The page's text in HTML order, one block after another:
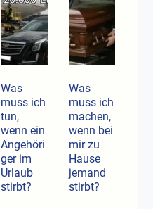
Was
muss ich
tun,
wenn ein
Angehöri
ger im
Urlaub
stirbt?
Was
muss ich
machen,
wenn bei
mir zu
Hause
jemand
stirbt?